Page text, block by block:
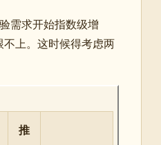
需求开始指数级增
上。这时候得考虑两
推